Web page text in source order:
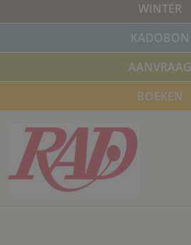
WINTER
KADOBON
AANVRAAG
BOEKEN